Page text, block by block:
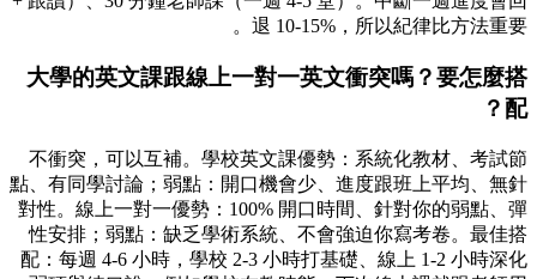
退 10-15%，所以紀律比方法重要。
大學的英文課跟線上一對一英文衝突嗎？要怎麼搭
配？
不衝突，可以互補。學校英文課優勢：系統化教材、考試節
點、有同學討論；弱點：開口機會少、進度跟班上平均、無針
對性。線上一對一優勢：100% 開口時間、針對你的弱點、彈
性安排；弱點：缺乏學術系統、不會強迫你寫考卷。最佳搭
配：每週 4-6 小時，學校 2-3 小時打基礎、線上 1-2 小時深化